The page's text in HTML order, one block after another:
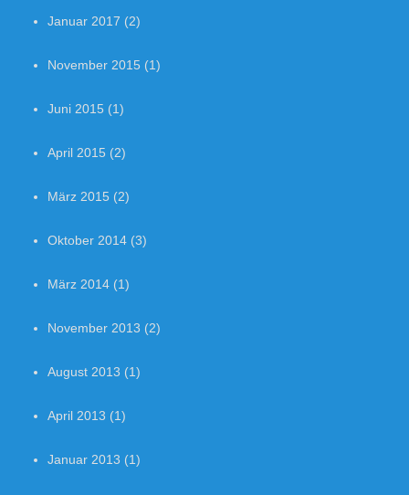
Januar 2017 (2)
November 2015 (1)
Juni 2015 (1)
April 2015 (2)
März 2015 (2)
Oktober 2014 (3)
März 2014 (1)
November 2013 (2)
August 2013 (1)
April 2013 (1)
Januar 2013 (1)